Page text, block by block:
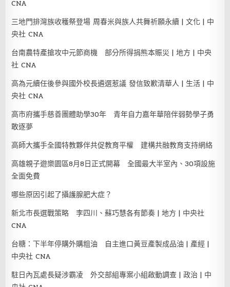
CNA
三地門排灣族收穫祭登場 周春米與族人共舞祈願永續 | 文化 | 中
央社 CNA
台南農特產搶攻中元節商機 部分所得捐熊本賑災 | 地方 | 中央
社 CNA
高為元續任後參與國外校長遴選惹議 發信致歉清華人 | 生活 | 中
央社 CNA
高市府攜手慈善團體助學30年 青年自力嘉年華陪伴弱勢學子勇
敢逐夢
高師大攜手全國特教夥伴共促教育平權 建構共融教育支持網絡
高雄親子遊樂園區8月8日正式開幕 全國最大半室內、30項設施
全面免費
哪些原因引起了攝護腺肥大症？
新北市長選戰策略 李四川、蘇巧慧各有節奏 | 地方 | 中央社
CNA
台糖：下半年停購外購粗油 自主進口黃豆產製成品油 | 產經 |
中央社 CNA
駐日內瓦處長疑涉霸凌 外交部組專案小組啟動調查 | 政治 | 中